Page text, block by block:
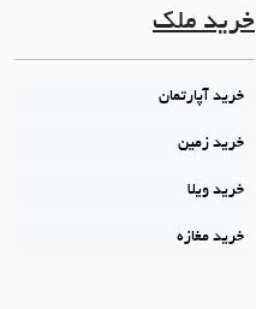
خرید ملک
خرید آپارتمان
خرید زمین
خرید ویلا
خرید مغازه